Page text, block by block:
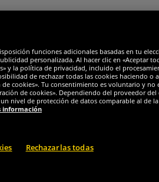
funciones adicionales basadas en tu
personalizada. Al hacer clic en «Aceptar
y la política de privacidad, incluido el
de rechazar todas las cookies haciendo o
cookies». Tu consentimiento es voluntario y no
de cookies». Dependiendo del proveedor del
de protección de datos comparable al de la
información
Rechazarlas todas